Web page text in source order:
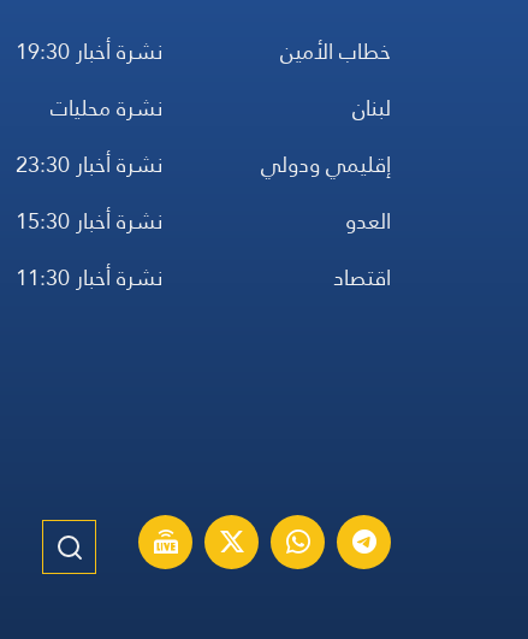
خطاب الأمين
لبنان
إقليمي ودولي
العدو
اقتصاد
نشرة أخبار 19:30
نشرة محليات
نشرة أخبار 23:30
نشرة أخبار 15:30
نشرة أخبار 11:30